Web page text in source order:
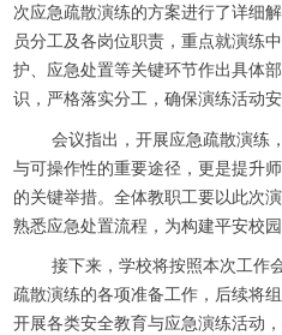
次应急疏散演练的方案进行了详细
员分工及各岗位职责，重点就演练
护、应急处置等关键环节作出具体
识，严格落实分工，确保演练活动
会议指出，开展应急疏散演练
与可操作性的重要途径，更是提升
的关键举措。全体教职工要以此次
熟悉应急处置流程，为构建平安校园
接下来，学校将按照本次工作
疏散演练的各项准备工作，后续将
开展各类安全教育与应急演练活动